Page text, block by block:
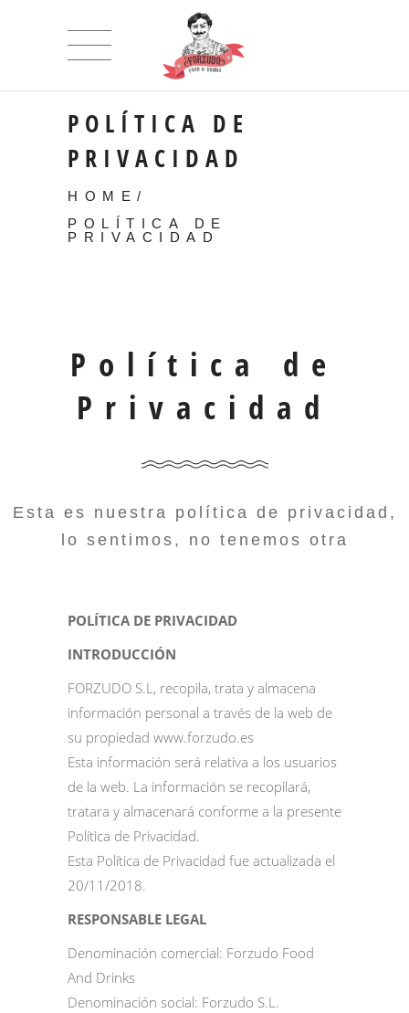
POLÍTICA DE
PRIVACIDAD
HOME /
POLÍTICA DE
PRIVACIDAD
Política de
Privacidad
Esta es nuestra política de privacidad,
lo sentimos, no tenemos otra
POLÍTICA DE PRIVACIDAD
INTRODUCCIÓN
FORZUDO S.L, recopila, trata y almacena
información personal a través de la web de
su propiedad www.forzudo.es
Esta información será relativa a los usuarios
de la web. La información se recopilará,
tratara y almacenará conforme a la presente
Política de Privacidad.
Esta Política de Privacidad fue actualizada el
20/11/2018.
RESPONSABLE LEGAL
Denominación comercial: Forzudo Food
And Drinks
Denominación social: Forzudo S.L.